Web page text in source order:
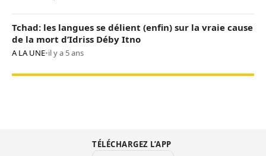
Tchad: les langues se délient (enfin) sur la vraie cause
de la mort d’Idriss Déby Itno
A LA UNE•il y a 5 ans
TÉLÉCHARGEZ L’APP